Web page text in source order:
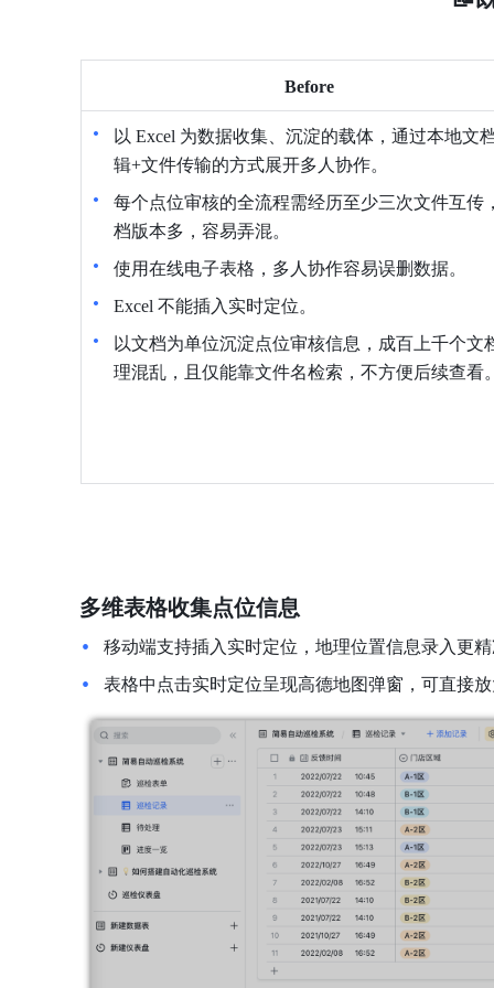
Before
以 Excel 为数据收集、沉淀的载体，通过本地文
辑+文件传输的方式展开多人协作。
每个点位审核的全流程需经历至少三次文件互传
档版本多，容易弄混。
使用在线电子表格，多人协作容易误删数据。
Excel 不能插入实时定位。
以文档为单位沉淀点位审核信息，成百上千个文
理混乱，且仅能靠文件名检索，不方便后续查看
多维表格收集点位信息
移动端支持插入实时定位，地理位置信息录入更
表格中点击实时定位呈现高德地图弹窗，可直接